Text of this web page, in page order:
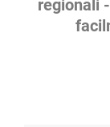
regionali